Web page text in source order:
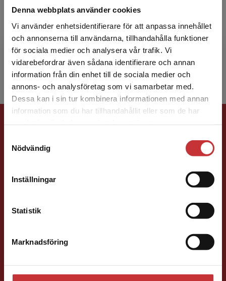
Denna webbplats använder cookies
Vi använder enhetsidentifierare för att anpassa innehållet
och annonserna till användarna, tillhandahålla funktioner
för sociala medier och analysera vår trafik. Vi
vidarebefordrar även sådana identifierare och annan
information från din enhet till de sociala medier och
annons- och analysföretag som vi samarbetar med.
Dessa kan i sin tur kombinera informationen med annan
information som du har tillhandahållit eller som de har
Nödvändig
Inställningar
Statistik
Marknadsföring
Begränsad fraktregion
Det verkar som att du besöker
studentlitteratur.se via en enhet utanför Sverige.
Vi erbjuder inte leveranser utanför Sverige. För
att kunna slutföra ett köp måste
Anders Lindén är civilingenjör och
universitetsadjunkt vid Örebro universitet. Han
undervisar inom bland annat
betongkonstruktion, byggmekanik och ...
Förlagskontakt
Teknik, matematik och statistik
E-post